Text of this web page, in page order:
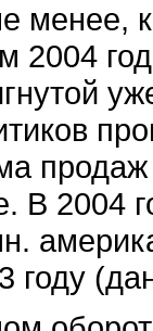
менее,
2004
В 2004
году